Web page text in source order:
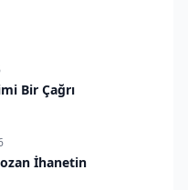
Bir Çağrı
İhanetin